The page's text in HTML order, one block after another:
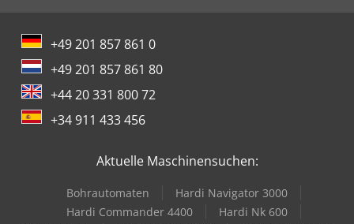
+49 201 857 861 0
+49 201 857 861 80
+44 20 331 800 72
+34 911 433 456
Aktuelle Maschinensuchen:
Bohrautomaten
Hardi Navigator 3000
Hardi Commander 4400
Hardi Nk 600